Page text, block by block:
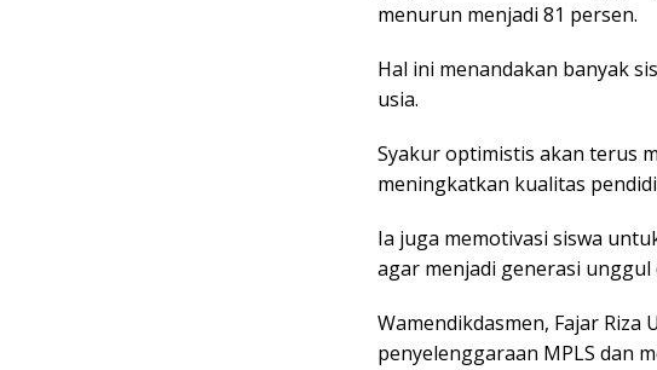
menurun menjadi 81 persen.
Hal ini menandakan banyak
usia.
Syakur optimistis akan terus
meningkatkan kualitas
Ia juga memotivasi siswa
agar menjadi generasi unggul
Wamendikdasmen, Fajar Riza
penyelenggaraan MPLS dan